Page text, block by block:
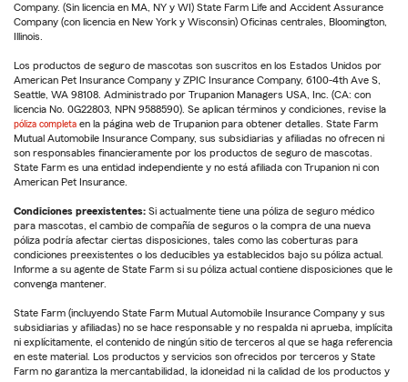
Company. (Sin licencia en MA, NY y WI) State Farm Life and Accident Assurance
Company (con licencia en New York y Wisconsin) Oficinas centrales, Bloomington,
Illinois.
Los productos de seguro de mascotas son suscritos en los Estados Unidos por
American Pet Insurance Company y ZPIC Insurance Company, 6100-4th Ave S,
Seattle, WA 98108. Administrado por Trupanion Managers USA, Inc. (CA: con
licencia No. 0G22803, NPN 9588590). Se aplican términos y condiciones, revise la
póliza completa en la página web de Trupanion para obtener detalles. State Farm
Mutual Automobile Insurance Company, sus subsidiarias y afiliadas no ofrecen ni
son responsables financieramente por los productos de seguro de mascotas.
State Farm es una entidad independiente y no está afiliada con Trupanion ni con
American Pet Insurance.
Condiciones preexistentes: Si actualmente tiene una póliza de seguro médico
para mascotas, el cambio de compañía de seguros o la compra de una nueva
póliza podría afectar ciertas disposiciones, tales como las coberturas para
condiciones preexistentes o los deducibles ya establecidos bajo su póliza actual.
Informe a su agente de State Farm si su póliza actual contiene disposiciones que le
convenga mantener.
State Farm (incluyendo State Farm Mutual Automobile Insurance Company y sus
subsidiarias y afiliadas) no se hace responsable y no respalda ni aprueba, implícita
ni explícitamente, el contenido de ningún sitio de terceros al que se haga referencia
en este material. Los productos y servicios son ofrecidos por terceros y State
Farm no garantiza la mercantabilidad, la idoneidad ni la calidad de los productos y